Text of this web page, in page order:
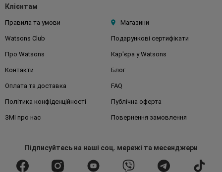
Клієнтам
Правила та умови Магазини
Watsons Club Подарункові сертифікати
Про Watsons Кар'єра у Watsons
Контакти Блог
Оплата та доставка FAQ
Політика конфіденційності Публічна оферта
ЗМІ про нас Повернення замовлення
Підписуйтесьна наші соц. мережі та месенджери